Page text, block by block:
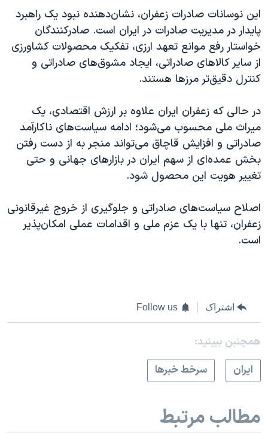
این نوسانات صادرات زعفران، نشان‌دهنده نبود یک راهبرد
پایدار در مدیریت صادرات در ایران است. صادرکنندگان
خواستار رفع موانع تعهد ارزی، تفکیک محصولات کشاورزی
از سایر کالاهای صادراتی، ایجاد مشوق‌های صادراتی و
کنترل دقیق‌تر مرزها هستند.
در حالی که زعفران ایران علاوه بر ارزش اقتصادی، یک
میراث ملی محسوب می‌شود؛ ادامه سیاست‌های ناکارآمد
صادراتی و افزایش قاچاق می‌تواند منجر به از دست رفتن
بخش عمده‌ای از سهم ایران در بازارهای جهانی و حتی
تغییر هویت این محصول شود.
اصلاح سیاست‌های صادراتی و جلوگیری از خروج غیرقانونی
زعفران، تنها با یک عزم ملی و اقدامات عملی امکان‌پذیر
است.
اشتراک Follow us
همچنبن ببینید:
ايران
سرخط خبرها
مطالب مرتبط